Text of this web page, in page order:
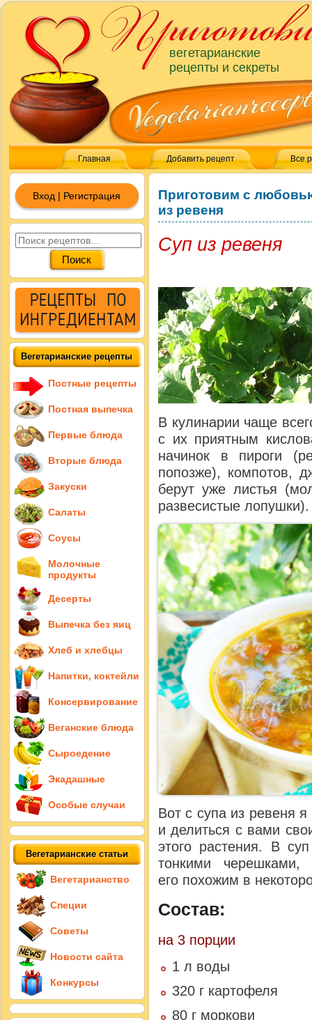
вегетарианские
рецепты и секреты
Главная Добавить рецепт Все
Приготовим с
из ревеня
Суп из ревеня
В кулинарии чаще
с их приятным
начинок в пироги
попозже), компотов,
берут уже листья
развесистые лопушки).
Вот с супа из ревеня я
и делиться с вами
этого растения. В
тонкими
его похожим в
Состав:
на 3 порции
1 л воды
320 г картофеля
80 г моркови
Вход | Регистрация
Вегетарианские рецепты
Постные рецепты
Постная выпечка
Первые блюда
Вторые блюда
Закуски
Салаты
Соусы
Молочные
продукты
Десерты
Выпечка без яиц
Хлеб и хлебцы
Напитки, коктейли
Консервирование
Веганские блюда
Сыроедение
Экадашные
Особые случаи
Вегетарианские статьи
Вегетарианство
Специи
Советы
Новости сайта
Конкурсы